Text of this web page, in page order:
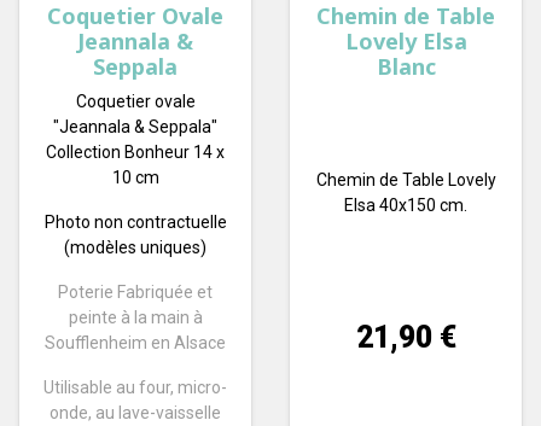
Coquetier Ovale
Jeannala &
Seppala
Coquetier ovale
"Jeannala & Seppala"
Collection Bonheur 14 x
10 cm
Photo non contractuelle
(modèles uniques)
Poterie Fabriquée et
peinte à la main à
Soufflenheim en Alsace
Utilisable au four, micro-
onde, au lave-vaisselle
Chemin de Table
Lovely Elsa
Blanc
Chemin de Table Lovely
Elsa 40x150 cm.
Prix
21,90 €